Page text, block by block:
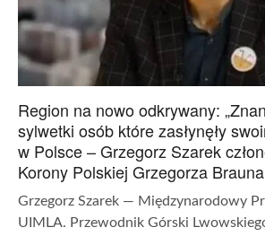
Region na nowo odkrywany:
sylwetki osób które zasłynęły
w Polsce – Grzegorz Szarek
Korony Polskiej Grzegorza Brauna
Grzegorz Szarek — Międzynarodowy
UIMLA. Przewodnik Górski